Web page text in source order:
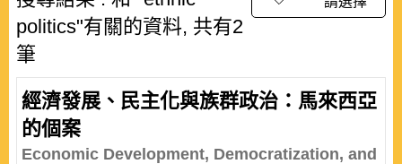
politics"有關的資料, 共有2
筆
經濟發展、民主化與族群政治：馬來西亞
的個案
Economic Development, Democratization, and